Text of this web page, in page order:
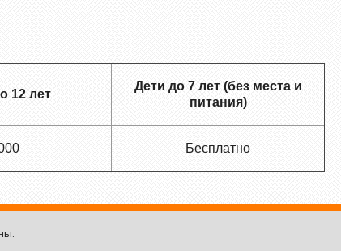
12 лет
Дети до 7 лет (без места и
питания)
Бесплатно